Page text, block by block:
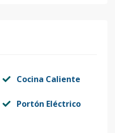
Cocina Caliente
Portón Eléctrico